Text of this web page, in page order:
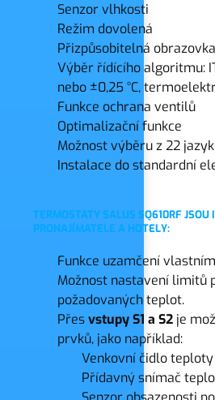
Senzor vlhkosti
Režim dovolená
Přizpůsobitelná
Výběr řídícího algoritmu:
nebo ±0,25 °C,
Funkce ochrana ventilů
Optimalizační funkce
Možnost výběru z 22
Instalace do standardní
TERMOSTATY SALUS SQ610RF
PRONAJÍMATELE A HOTELY:
Funkce uzamčení
Možnost nastavení limitů
požadovaných teplot.
Přesvstupy S1 a S2 je
prvků, jako například:
Venkovní čidlo
Přídavný snímač